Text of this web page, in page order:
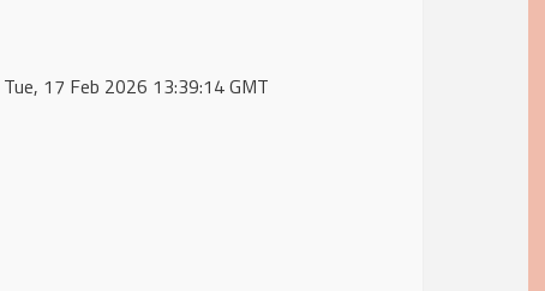
17 Feb 2026 13:39:14 GMT